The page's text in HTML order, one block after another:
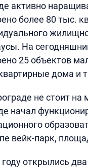
активно
более 80 тыс.
На
25 объектов
дома и
не стоит на
начал
вейк-парк,
открылись